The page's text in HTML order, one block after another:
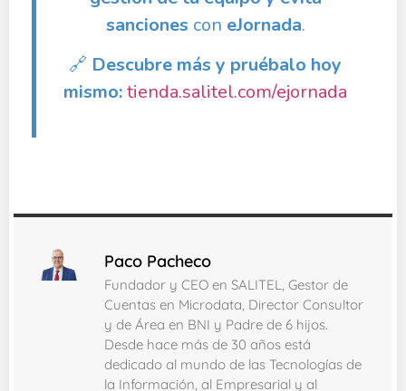
sanciones con eJornada.
🔗 Descubre más y pruébalo hoy
mismo:tienda.salitel.com/ejornada
Paco Pacheco
Fundador y CEO en SALITEL, Gestor de
Cuentas en Microdata, Director Consultor
y de Área en BNI y Padre de 6 hijos.
Desde hace más de 30 años está
dedicado al mundo de las Tecnologías de
la Información, al Empresarial y al